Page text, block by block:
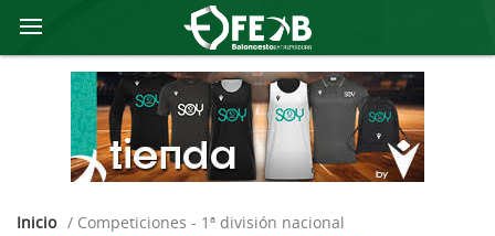
Inicio / competiciones - 1ª división nacional